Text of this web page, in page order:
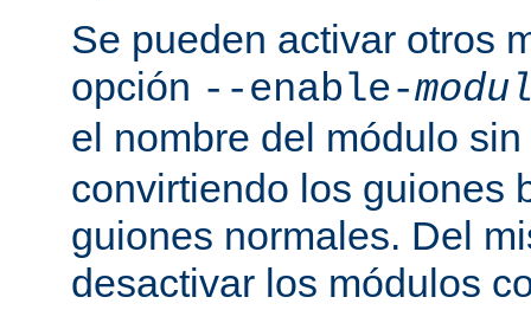
Se pueden activar otros
opción --enable-
el nombre del módulo
convirtiendo los guiones
guiones normales. Del
desactivar los módulos